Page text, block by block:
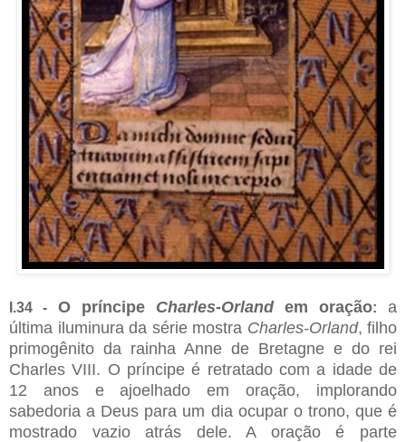
I.34 - O príncipe Charles-Orlandem oração:
a
última iluminura da série mostra Charles-Orland, filho
primogênito da rainha Anne de Bretagne e do rei
Charles VIII. O príncipe é retratado com a idade de
12 anos e ajoelhado em oração, implorando
sabedoria a Deus para um dia ocupar o trono, que é
mostrado vazio atrás dele. A oração é parte